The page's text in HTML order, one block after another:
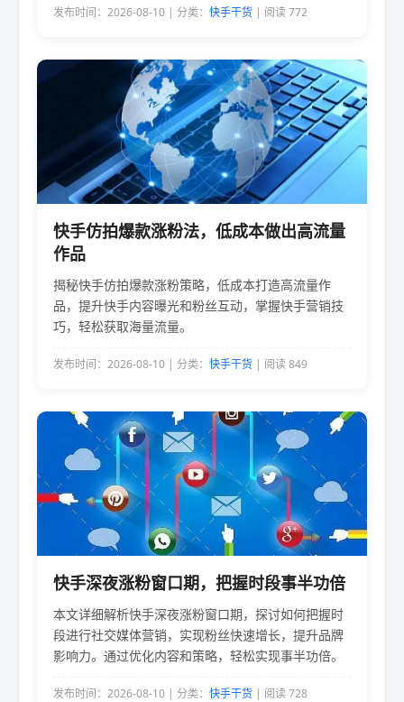
发布时间：2026-08-10 | 分类： 快手干货 | 阅读 772
快手仿拍爆款涨粉法，低成本做出高流量
作品
揭秘快手仿拍爆款涨粉策略，低成本打造高流量作
品，提升快手内容曝光和粉丝互动，掌握快手营销技
巧，轻松获取海量流量。
发布时间：2026-08-10 | 分类： 快手干货 | 阅读 849
快手深夜涨粉窗口期，把握时段事半功倍
本文详细解析快手深夜涨粉窗口期，探讨如何把握时
段进行社交媒体营销，实现粉丝快速增长，提升品牌
影响力。通过优化内容和策略，轻松实现事半功倍。
发布时间：2026-08-10 | 分类： 快手干货 | 阅读 728